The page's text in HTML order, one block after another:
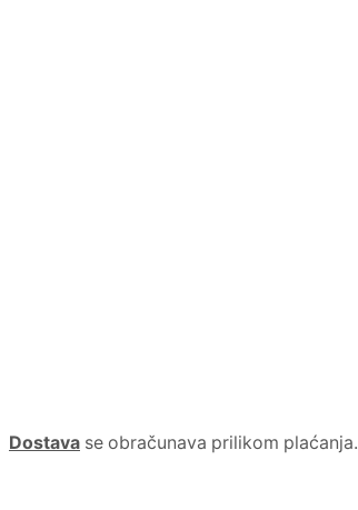
Dostava se obračunava prilikom plaćanja.